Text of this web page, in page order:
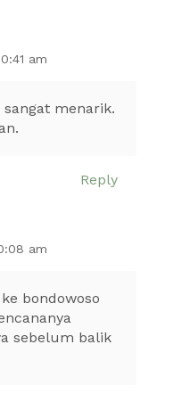
am
menarik.
Reply
am
bondowoso
sebelum balik